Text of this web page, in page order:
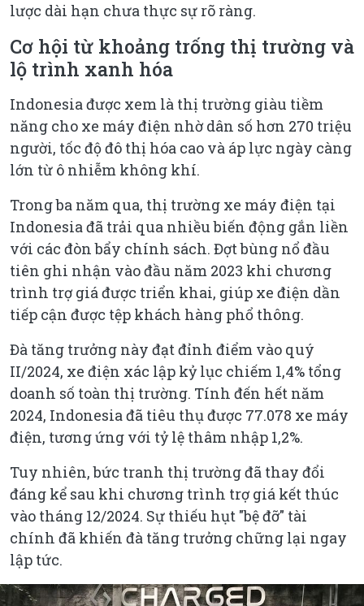
lược dài hạn chưa thực sự rõ ràng.
Cơ hội từ khoảng trống thị trường và
lộ trình xanh hóa
Indonesia được xem là thị trường giàu tiềm
năng cho xe máy điện nhờ dân số hơn 270 triệu
người, tốc độ đô thị hóa cao và áp lực ngày càng
lớn từ ô nhiễm không khí.
Trong ba năm qua, thị trường xe máy điện tại
Indonesia đã trải qua nhiều biến động gắn liền
với các đòn bẩy chính sách. Đợt bùng nổ đầu
tiên ghi nhận vào đầu năm 2023 khi chương
trình trợ giá được triển khai, giúp xe điện dần
tiếp cận được tệp khách hàng phổ thông.
Đà tăng trưởng này đạt đỉnh điểm vào quý
II/2024, xe điện xác lập kỷ lục chiếm 1,4% tổng
doanh số toàn thị trường. Tính đến hết năm
2024, Indonesia đã tiêu thụ được 77.078 xe máy
điện, tương ứng với tỷ lệ thâm nhập 1,2%.
Tuy nhiên, bức tranh thị trường đã thay đổi
đáng kể sau khi chương trình trợ giá kết thúc
vào tháng 12/2024. Sự thiếu hụt "bệ đỡ" tài
chính đã khiến đà tăng trưởng chững lại ngay
lập tức.